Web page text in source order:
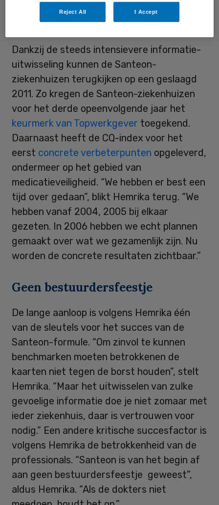
Concrete resultaten
Dankzij de steeds intensievere informatie-
uitwisseling kunnen de Santeon-
ziekenhuizen terugkijken op een geslaagd
2011. Zo kregen de Santeon-ziekenhuizen
voor het derde opeenvolgende jaar het
keurmerk van Topwerkgever toegekend.
Daarnaast heeft de CQ-index voor het
eerst concrete verbeterpunten opgeleverd,
ondermeer op het gebied van
medicatieveiligheid. “We hebben er best een
tijd over gedaan”, blikt Hemrika terug. “We
hebben vanaf 2004, 2005 bij elkaar
gezeten. In 2006 hebben we echt plannen
gemaakt over wat we gezamenlijk zijn. Nu
worden de concrete resultaten zichtbaar.”
Geen bestuurdersfeestje
De lange aanloop is volgens Hemrika één
van de sleutels voor het succes van de
Santeon-formule. “Om zinvol te kunnen
benchmarken moeten betrokkenen de
kaarten niet tegen de borst houden”, stelt
Hemrika. “Maar het uitwisselen van zulke
gevoelige informatie doe je niet zomaar met
ieder ziekenhuis, daar is vertrouwen voor
nodig.” Een andere kritische succesfactor is
volgens Hemrika de betrokkenheid van de
professionals. “Santeon is van het begin af
aan geen bestuurdersfeestje geweest”,
aldus Hemrika. “Als de dokters niet
Reject All I Accept